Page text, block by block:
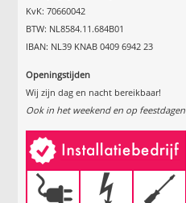
KvK: 70660042
BTW: NL8584.11.684B01
IBAN: NL39 KNAB 0409 6942 23
Openingstijden
Wij zijn dag en nacht bereikbaar!
Ook in het weekend en op feestdagen